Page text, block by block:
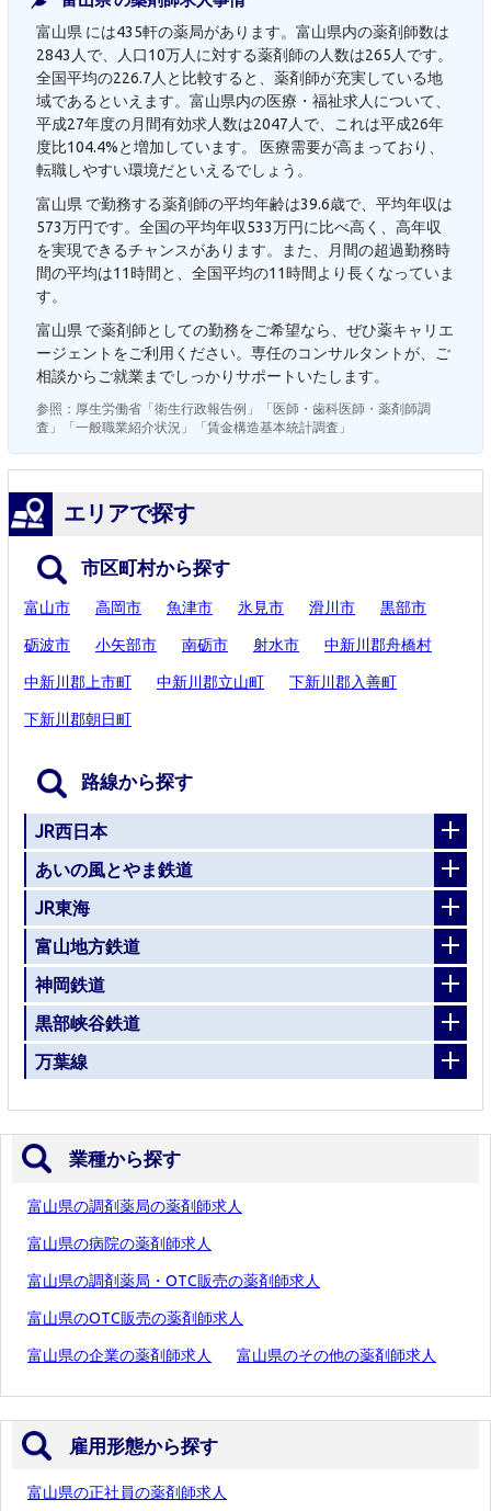
富山県 には435軒の薬局があります。富山県内の薬剤師数は
2843人で、人口10万人に対する薬剤師の人数は265人です。
全国平均の226.7人と比較すると、薬剤師が充実している地
域であるといえます。富山県内の医療・福祉求人について、
平成27年度の月間有効求人数は2047人で、これは平成26年
度比104.4%と増加しています。 医療需要が高まっており、
転職しやすい環境だといえるでしょう。
富山県 で勤務する薬剤師の平均年齢は39.6歳で、平均年収は
573万円です。全国の平均年収533万円に比べ高く、高年収
を実現できるチャンスがあります。また、月間の超過勤務時
間の平均は11時間と、全国平均の11時間より長くなっていま
す。
富山県 で薬剤師としての勤務をご希望なら、ぜひ薬キャリエ
ージェントをご利用ください。専任のコンサルタントが、ご
相談からご就業までしっかりサポートいたします。
参照：厚生労働省「衛生行政報告例」「医師・歯科医師・薬剤師調
査」「一般職業紹介状況」「賃金構造基本統計調査」
エリアで探す
市区町村から探す
富山市 高岡市 魚津市 氷見市 滑川市 黒部市
砺波市 小矢部市 南砺市 射水市 中新川郡舟橋村
中新川郡上市町 中新川郡立山町 下新川郡入善町
下新川郡朝日町
路線から探す
JR西日本
あいの風とやま鉄道
JR東海
富山地方鉄道
神岡鉄道
黒部峡谷鉄道
万葉線
業種から探す
富山県の調剤薬局の薬剤師求人
富山県の病院の薬剤師求人
富山県の調剤薬局・OTC販売の薬剤師求人
富山県のOTC販売の薬剤師求人
富山県の企業の薬剤師求人 富山県のその他の薬剤師求人
雇用形態から探す
富山県の正社員の薬剤師求人